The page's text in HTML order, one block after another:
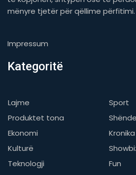
mënyre tjetër për qëllime përfitimi.
Impressum
Kategoritë
Lajme
Sport
Produktet tona
Ekonomi
Kulturë
Teknologji
Fun